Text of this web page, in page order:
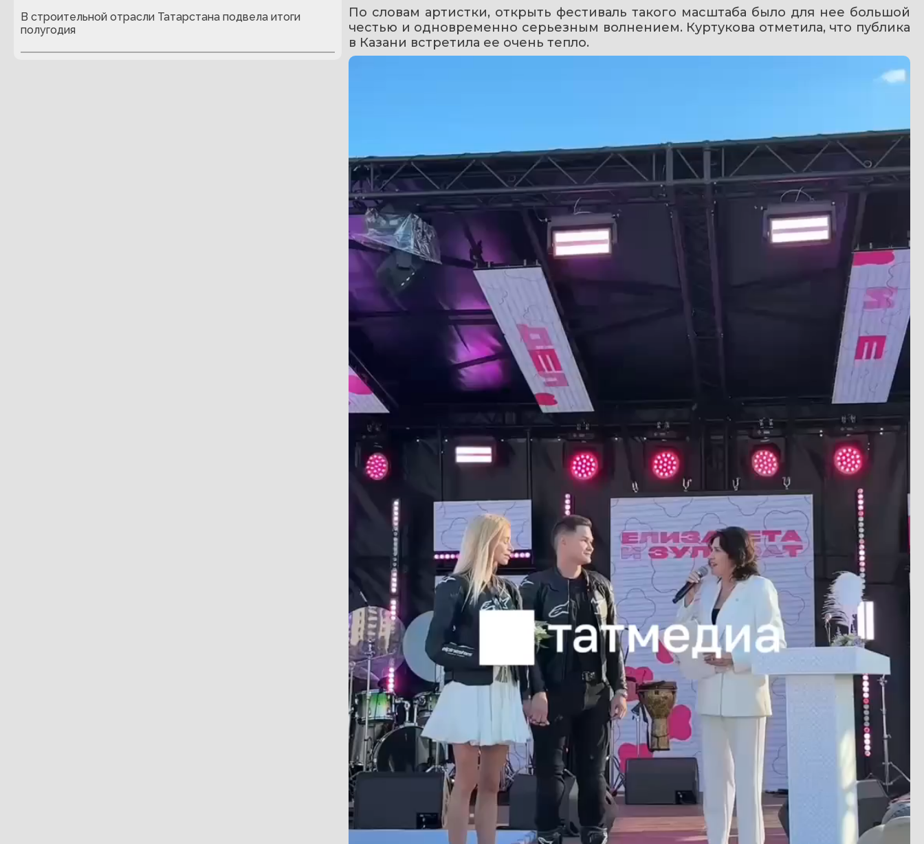
В строительной отрасли Татарстана подвела итоги
полугодия
По словам артистки, открыть фестиваль такого масштаба было для нее большой
честью и одновременно серьезным волнением. Куртукова отметила, что публика
в Казани встретила ее очень тепло.